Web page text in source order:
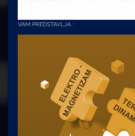
VAM PREDSTAVLJA :